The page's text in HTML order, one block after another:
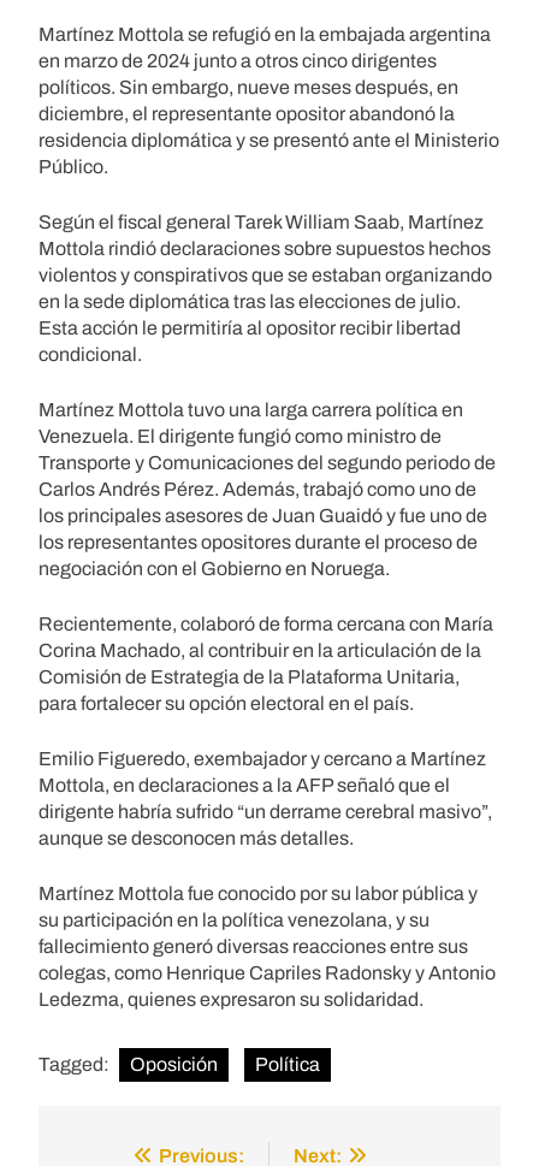
Martínez Mottola se refugió en la embajada argentina
en marzo de 2024 junto a otros cinco dirigentes
políticos. Sin embargo, nueve meses después, en
diciembre, el representante opositor abandonó la
residencia diplomática y se presentó ante el Ministerio
Público.
Según el fiscal general Tarek William Saab, Martínez
Mottola rindió declaraciones sobre supuestos hechos
violentos y conspirativos que se estaban organizando
en la sede diplomática tras las elecciones de julio.
Esta acción le permitiría al opositor recibir libertad
condicional.
Martínez Mottola tuvo una larga carrera política en
Venezuela. El dirigente fungió como ministro de
Transporte y Comunicaciones del segundo periodo de
Carlos Andrés Pérez. Además, trabajó como uno de
los principales asesores de Juan Guaidó y fue uno de
los representantes opositores durante el proceso de
negociación con el Gobierno en Noruega.
Recientemente, colaboró de forma cercana con María
Corina Machado, al contribuir en la articulación de la
Comisión de Estrategia de la Plataforma Unitaria,
para fortalecer su opción electoral en el país.
Emilio Figueredo, exembajador y cercano a Martínez
Mottola, en declaraciones a la AFP señaló que el
dirigente habría sufrido “un derrame cerebral masivo”,
aunque se desconocen más detalles.
Martínez Mottola fue conocido por su labor pública y
su participación en la política venezolana, y su
fallecimiento generó diversas reacciones entre sus
colegas, como Henrique Capriles Radonsky y Antonio
Ledezma, quienes expresaron su solidaridad.
Tagged: Oposición Política
Previous: Next: